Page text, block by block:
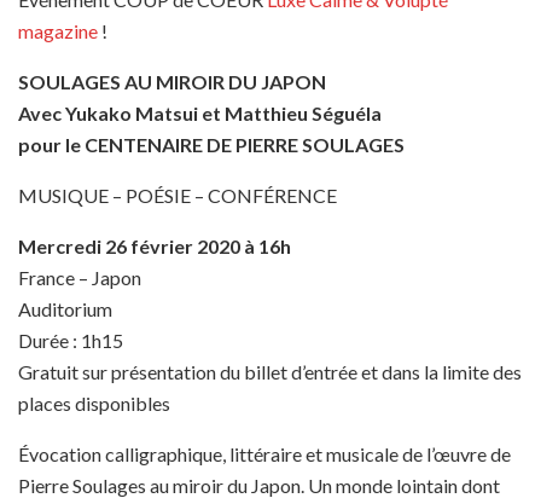
magazine !
SOULAGES AU MIROIR DU JAPON
Avec Yukako Matsui et Matthieu Séguéla
pour le CENTENAIRE DE PIERRE SOULAGES
MUSIQUE – POÉSIE – CONFÉRENCE
Mercredi 26 février 2020 à 16h
France – Japon
Auditorium
Durée : 1h15
Gratuit sur présentation du billet d’entrée et dans la limite des
places disponibles
Évocation calligraphique, littéraire et musicale de l’œuvre de
Pierre Soulages au miroir du Japon. Un monde lointain dont